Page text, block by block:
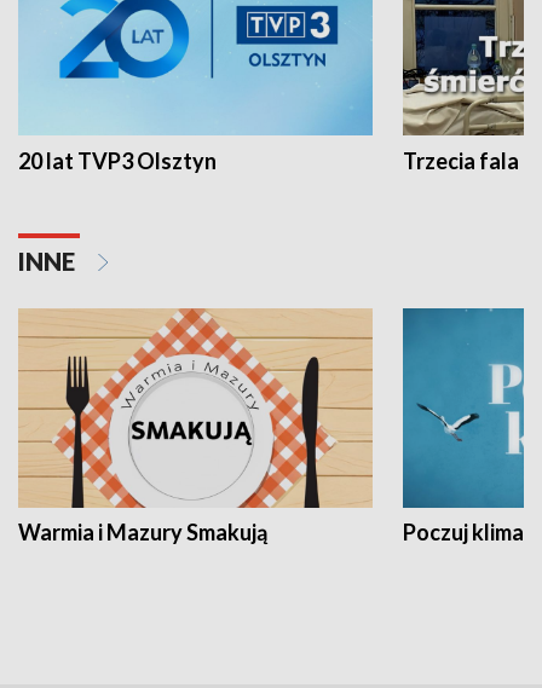
20 lat TVP3 Olsztyn Trzecia fala -
INNE
Warmia i Mazury Smakują Poczuj klimat